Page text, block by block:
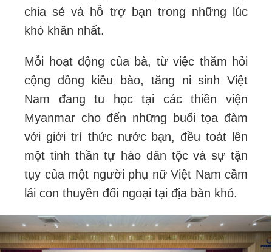
chia sẻ và hỗ trợ bạn trong những lúc
khó khăn nhất.
Mỗi hoạt động của bà, từ việc thăm hỏi
cộng đồng kiều bào, tăng ni sinh Việt
Nam đang tu học tại các thiền viện
Myanmar cho đến những buổi tọa đàm
với giới trí thức nước bạn, đều toát lên
một tinh thần tự hào dân tộc và sự tận
tụy của một người phụ nữ Việt Nam cầm
lái con thuyền đối ngoại tại địa bàn khó.